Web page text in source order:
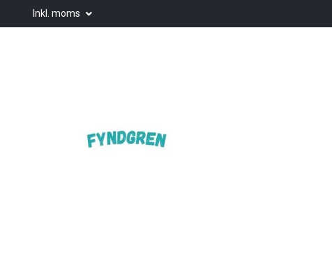
Inkl. moms